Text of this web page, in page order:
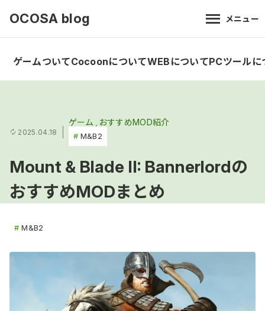
ゲームついてCocoonについてWEBについてPCツールに
2025.04.18
ゲーム おすすめMOD紹介
M&B2
Mount & Blade II: Bannerlordの
おすすめMODまとめ
M&B2
OCOSA blog メニュー